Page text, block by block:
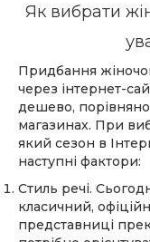
Як вибрати
Придбання
через інтернет-
дешево,
магазинах. При
який сезон в
наступні фактори:
Стиль речі.
класичний,
представниці